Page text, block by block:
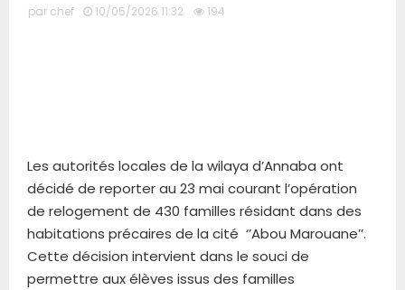
par chef 10/05/2026 11:32 194
Les autorités locales de la wilaya d’Annaba ont
décidé de reporter au 23 mai courant l’opération
de relogement de 430 familles résidant dans des
habitations précaires de la cité ‘’Abou Marouane’’.
Cette décision intervient dans le souci de
permettre aux élèves issus des familles